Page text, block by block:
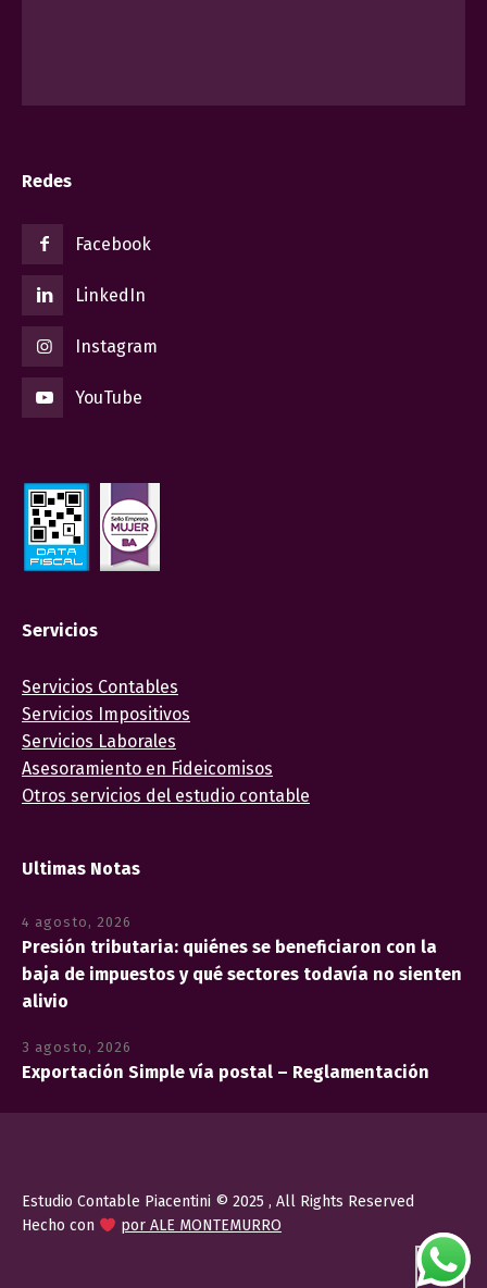
Redes
Facebook
LinkedIn
Instagram
YouTube
Servicios
Servicios Contables
Servicios Impositivos
Servicios Laborales
Asesoramiento en Fideicomisos
Otros servicios del estudio contable
Ultimas Notas
4 agosto, 2026
Presión tributaria: quiénes se beneficiaron con la
baja de impuestos y qué sectores todavía no sienten
alivio
3 agosto, 2026
Exportación Simple vía postal – Reglamentación
Estudio Contable Piacentini © 2025 , All Rights Reserved
Hecho con
por ALE MONTEMURRO